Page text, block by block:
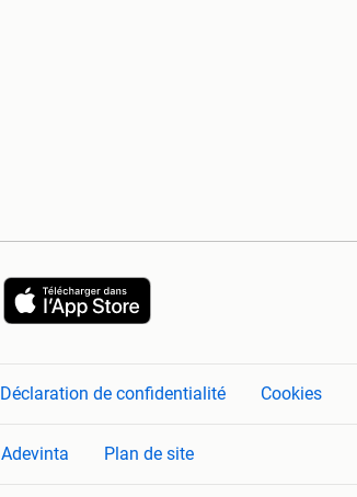
Déclaration de confidentialité Cookies
Adevinta Plan de site